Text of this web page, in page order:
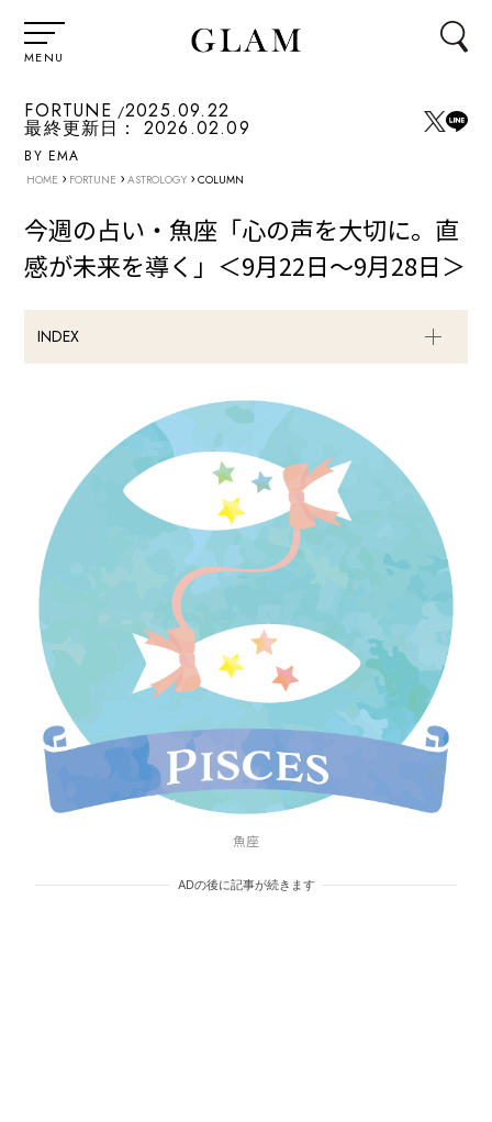
MENU
FORTUNE 2025.09.22
最終更新日： 2026.02.09
BY EMA
HOME › FORTUNE › ASTROLOGY › COLUMN
今週の占い・魚座「心の声を大切に。直
感が未来を導く」＜9月22日～9月28日＞
INDEX
魚座
ADの後に記事が続きます